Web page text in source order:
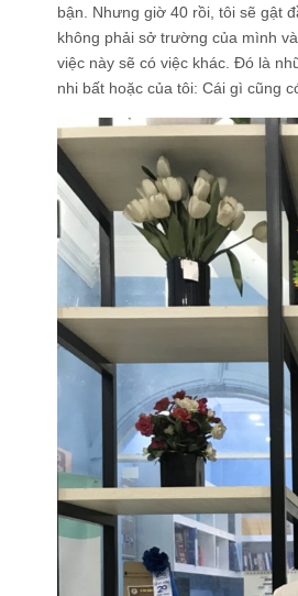
bận. Nhưng giờ 40 rồi, tôi sẽ gật
không phải sở trường của mình
việc này sẽ có việc khác. Đó là
nhi bất hoặc của tôi: Cái gì cũng